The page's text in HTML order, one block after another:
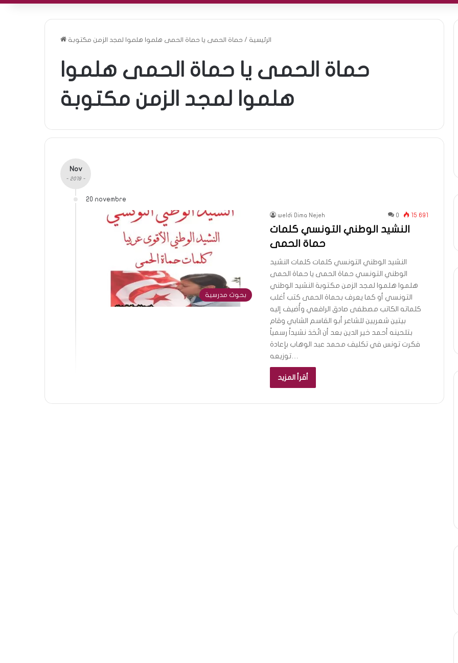
الرئيسية / حماة الحمى يا حماة الحمى هلموا هلموا لمجد الزمن مكتوبة
حماة الحمى يا حماة الحمى هلموا
هلموا لمجد الزمن مكتوبة
Nov
- 2019 -
20 novembre
بحوث مدرسية
weldi Dima Nejeh 0 15 691
النشيد الوطني التونسي كلمات
حماة الحمى
النشيد الوطني التونسي كلمات كلمات النشيد
الوطني التونسي حماة الحمى يا حماة الحمى
هلموا هلموا لمجد الزمن مكتوبة النشيد الوطني
التونسي أو كما يعرف بحماة الحمى كتب أغلب
كلماته الكاتب مصطفى صادق الرافعي وأُضيف إليه
بيتين شعريين للشاعر أبو القاسم الشابي وقام
بتلحينه أحمد خير الدين بعد أن اتُخذ نشيداً رسمياً
فكرت تونس في تكليف محمد عبد الوهاب بإعادة
توزيعه…
أقرأ المزيد